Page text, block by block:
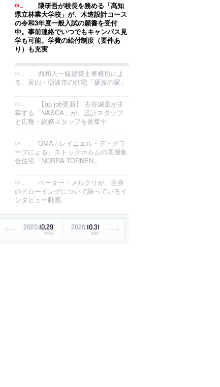
隈研吾が校長を務める「高知
県立林業大学校」が、木造設計コース
の令和3年度一般入試の願書を受付
中。事前連絡でいつでもキャンパス見
学も可能。学費の給付制度（要件あ
り）も充実
西和人一級建築士事務所によ
る、富山・砺波市の住宅「砺波の家」
【ap job更新】 古谷誠章が主
宰する「NASCA」が、設計スタッフ
と広報・総務スタッフを募集中
OMA / レイニエル・デ・グラ
ーフによる、ストックホルムの高層集
合住宅「NORRA TORNEN」
ペーター・メルクリが、自身
のドローイングについて語っているイ
ンタビュー動画
2020.10.29
THU
2020.10.31
SAT